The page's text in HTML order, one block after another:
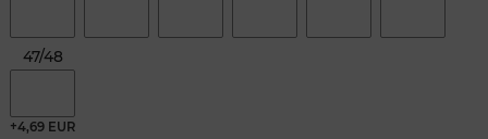
47/48
+4,69 EUR